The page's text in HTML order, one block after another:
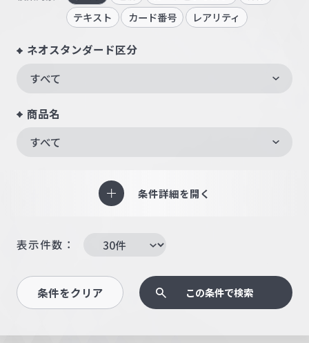
テキスト
カード番号 レアリティ
ネオスタンダード区分
すべて
商品名
すべて
条件詳細を開く
表示件数：
条件をクリア この条件で検索